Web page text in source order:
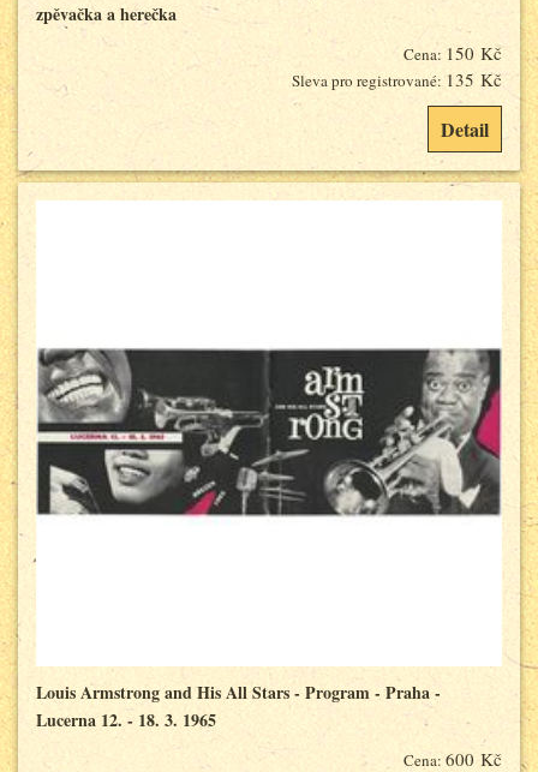
zpěvačka a herečka
Cena: 150 Kč
Sleva pro registrované: 135 Kč
Detail
Louis Armstrong and His All Stars - Program - Praha -
Lucerna 12. - 18. 3. 1965
Cena:600 Kč